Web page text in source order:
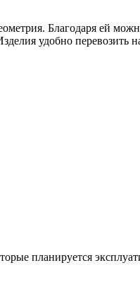
Благодаря ей
удобно перевозить
планируется